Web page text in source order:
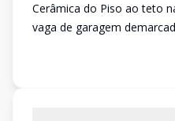
Cerâmica do Piso ao teto
vaga de garagem